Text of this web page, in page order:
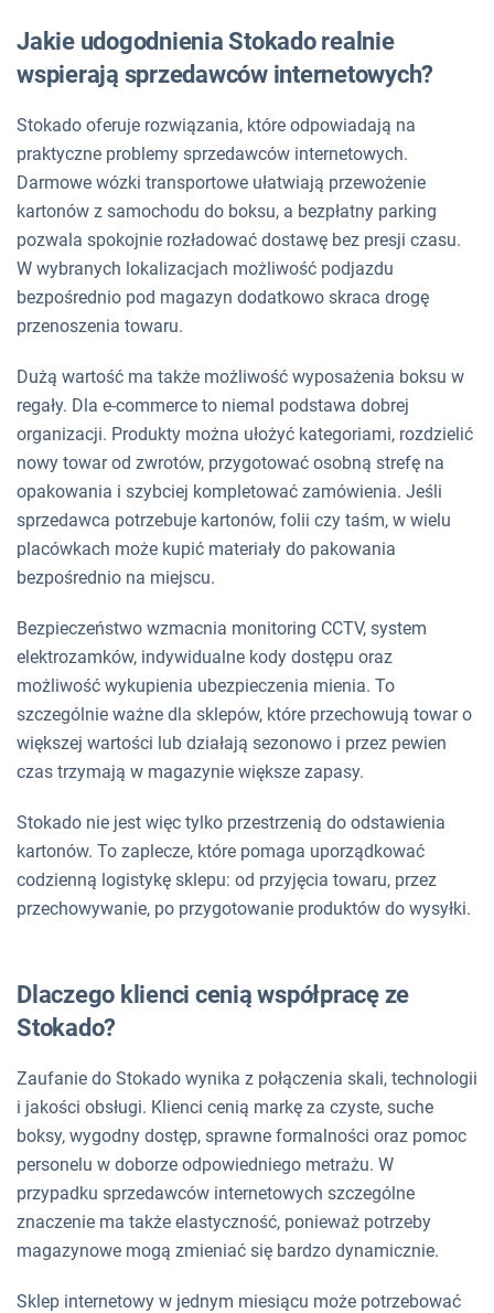
Jakie udogodnienia Stokado realnie
wspierają sprzedawców internetowych?
Stokado oferuje rozwiązania, które odpowiadają na
praktyczne problemy sprzedawców internetowych.
Darmowe wózki transportowe ułatwiają przewożenie
kartonów z samochodu do boksu, a bezpłatny parking
pozwala spokojnie rozładować dostawę bez presji czasu.
W wybranych lokalizacjach możliwość podjazdu
bezpośrednio pod magazyn dodatkowo skraca drogę
przenoszenia towaru.
Dużą wartość ma także możliwość wyposażenia boksu w
regały. Dla e-commerce to niemal podstawa dobrej
organizacji. Produkty można ułożyć kategoriami, rozdzielić
nowy towar od zwrotów, przygotować osobną strefę na
opakowania i szybciej kompletować zamówienia. Jeśli
sprzedawca potrzebuje kartonów, folii czy taśm, w wielu
placówkach może kupić materiały do pakowania
bezpośrednio na miejscu.
Bezpieczeństwo wzmacnia monitoring CCTV, system
elektrozamków, indywidualne kody dostępu oraz
możliwość wykupienia ubezpieczenia mienia. To
szczególnie ważne dla sklepów, które przechowują towar o
większej wartości lub działają sezonowo i przez pewien
czas trzymają w magazynie większe zapasy.
Stokado nie jest więc tylko przestrzenią do odstawienia
kartonów. To zaplecze, które pomaga uporządkować
codzienną logistykę sklepu: od przyjęcia towaru, przez
przechowywanie, po przygotowanie produktów do wysyłki.
Dlaczego klienci cenią współpracę ze
Stokado?
Zaufanie do Stokado wynika z połączenia skali, technologii
i jakości obsługi. Klienci cenią markę za czyste, suche
boksy, wygodny dostęp, sprawne formalności oraz pomoc
personelu w doborze odpowiedniego metrażu. W
przypadku sprzedawców internetowych szczególne
znaczenie ma także elastyczność, ponieważ potrzeby
magazynowe mogą zmieniać się bardzo dynamicznie.
Sklep internetowy w jednym miesiącu może potrzebować